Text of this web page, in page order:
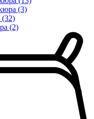
(3)
(32)
(2)